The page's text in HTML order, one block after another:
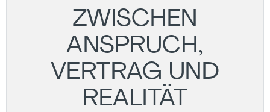
ZWISCHEN
ANSPRUCH,
VERTRAG UND
REALITÄT